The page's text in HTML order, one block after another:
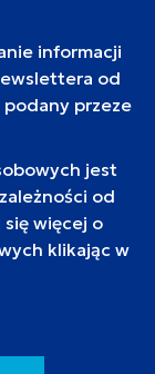
informacji
od
podany przeze
jest
od
więcej o
klikając w